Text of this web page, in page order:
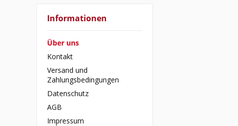
Informationen
Über uns
Kontakt
Versand und
Zahlungsbedingungen
Datenschutz
AGB
Impressum